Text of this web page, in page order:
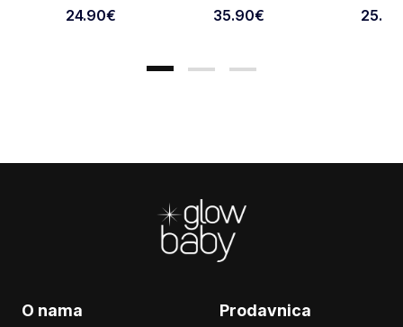
24.90€ 35.90€ 25.90
O nama Prodavnica